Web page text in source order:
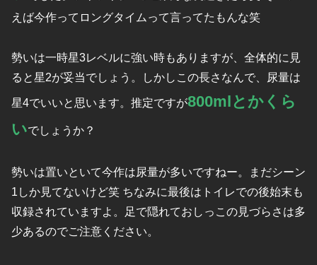
えば今作ってロングタイムって言ってたもんな笑
勢いは一時星3レベルに強い時もありますが、全体的に見
ると星2が妥当でしょう。しかしこの長さなんで、尿量は
星4でいいと思います。推定ですが800mlとかくら
いでしょうか？
勢いは置いといて今作は尿量が多いですねー。まだシーン
1しか見てないけど笑 ちなみに最後はトイレでの後始末も
収録されていますよ。足で隠れておしっこの見づらさは多
少あるのでご注意ください。